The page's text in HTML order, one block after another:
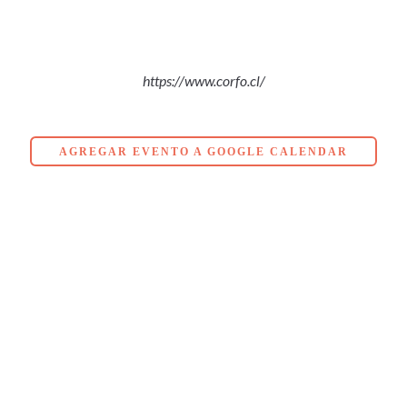
https://www.corfo.cl/
AGREGAR EVENTO A GOOGLE CALENDAR